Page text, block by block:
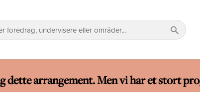
arrangement. Men vi har et stort